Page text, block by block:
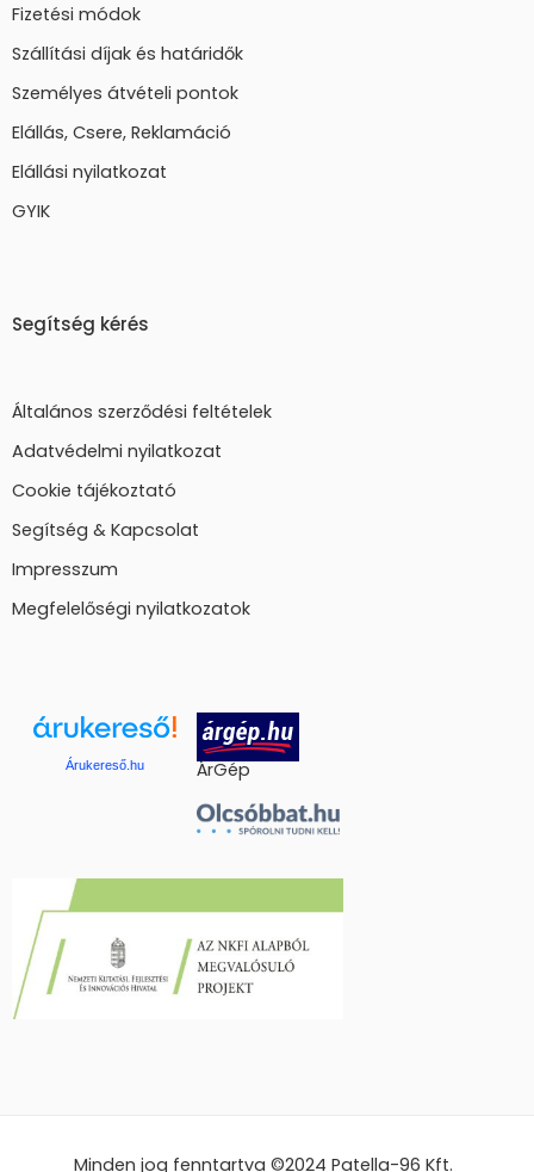
Fizetési módok
Szállítási díjak és határidők
Személyes átvételi pontok
Elállás, Csere, Reklamáció
Elállási nyilatkozat
GYIK
Segítség kérés
Általános szerződési feltételek
Adatvédelmi nyilatkozat
Cookie tájékoztató
Segítség & Kapcsolat
Impresszum
Megfelelőségi nyilatkozatok
Árukereső.hu ÁrGép
Minden jog fenntartva ©2024Patella-96 Kft.